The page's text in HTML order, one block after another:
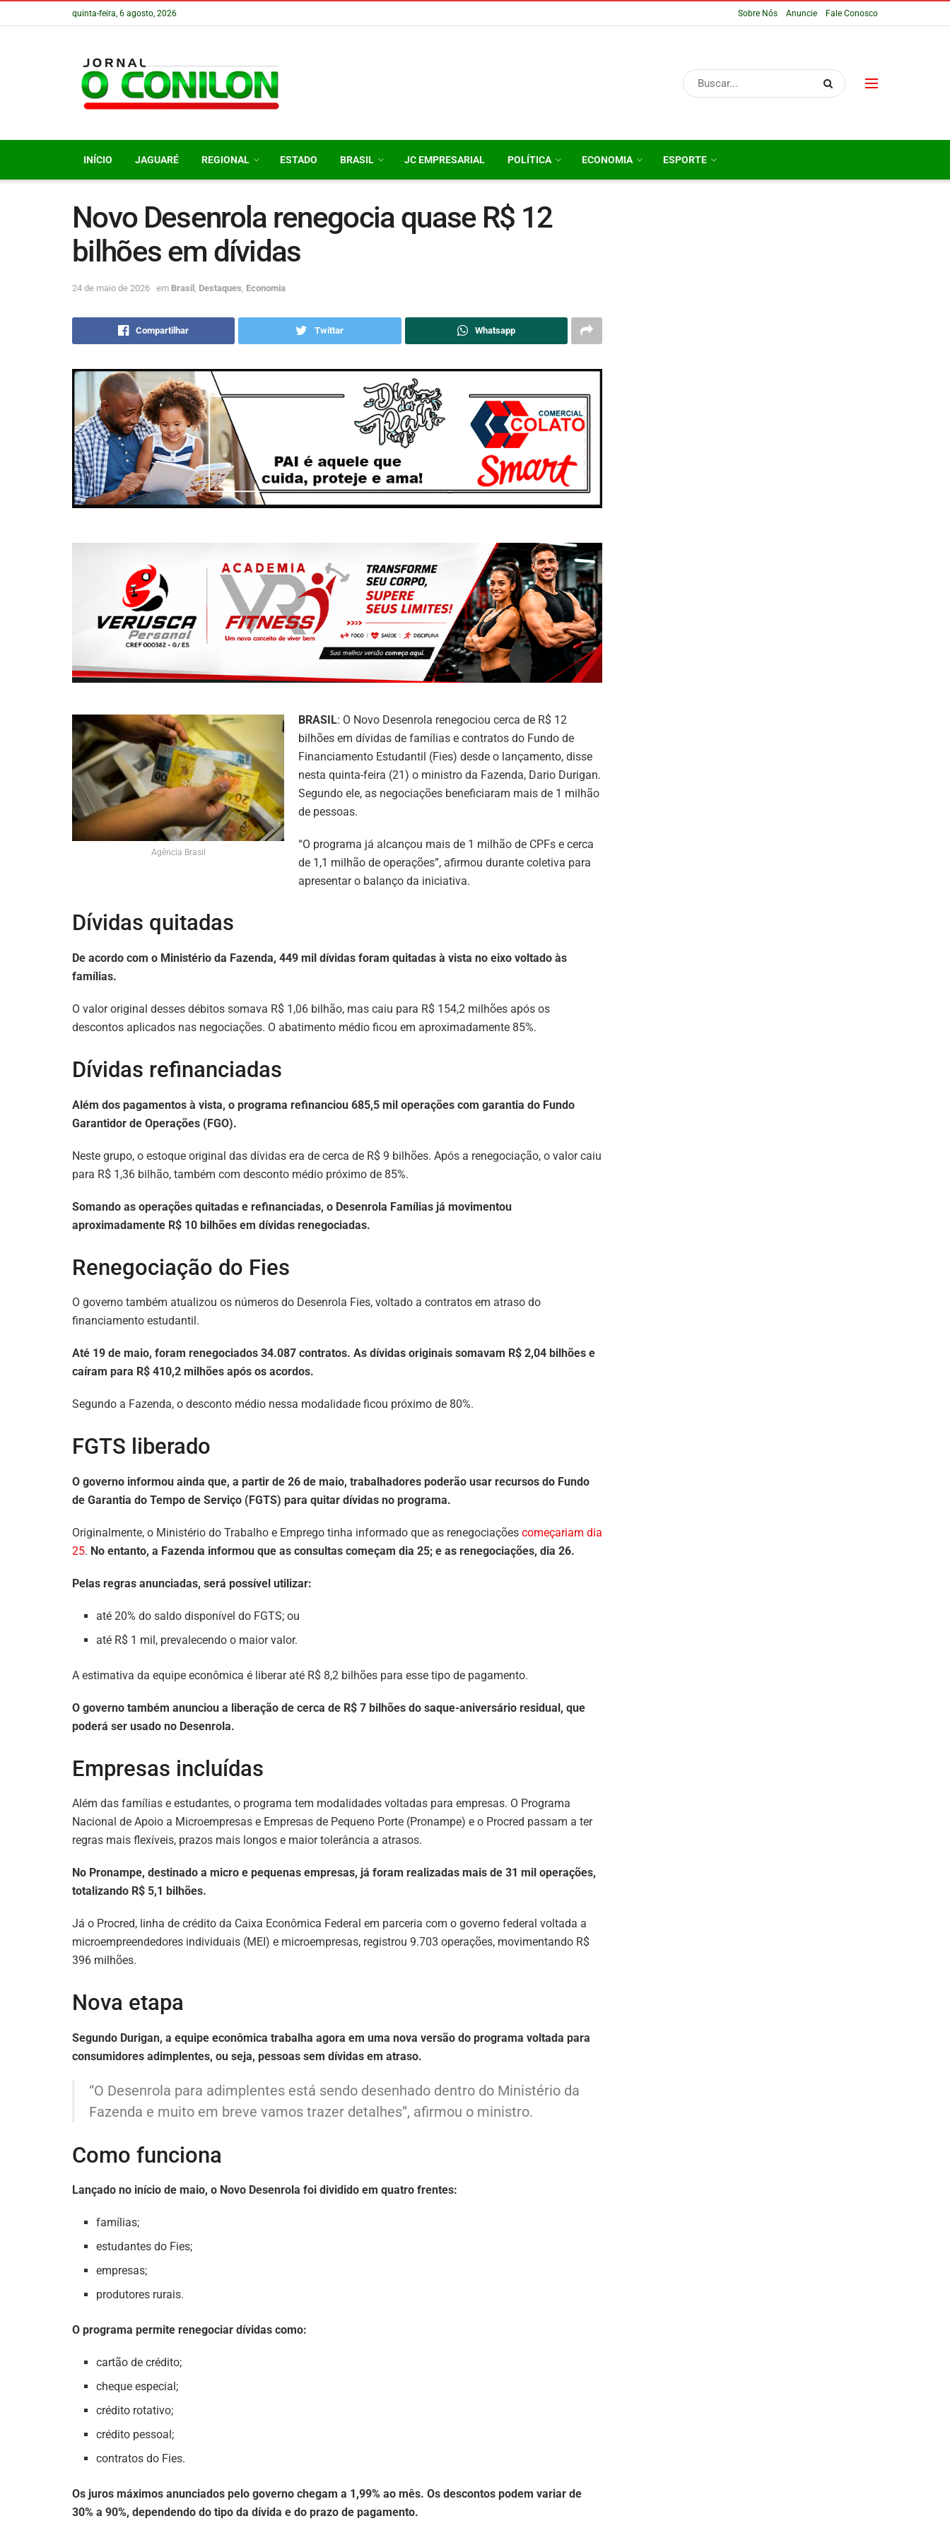
quinta-feira, 6 agosto, 2026 Sobre Nós Anuncie Fale Conosco
INÍCIO JAGUARÉ REGIONAL ESTADO BRASIL JC EMPRESARIAL POLÍTICA ECONOMIA ESPORTE
Novo Desenrola renegocia quase R$ 12
bilhões em dívidas
24 de maio de 2026 em Brasil Destaques Economia
Compartilhar Twittar Whatsapp
Agência Brasil
BRASIL: O Novo Desenrola renegociou cerca de R$ 12
bilhões em dívidas de famílias e contratos do Fundo de
Financiamento Estudantil (Fies) desde o lançamento, disse
nesta quinta-feira (21) o ministro da Fazenda, Dario Durigan.
Segundo ele, as negociações beneficiaram mais de 1 milhão
de pessoas.
“O programa já alcançou mais de 1 milhão de CPFs e cerca
de 1,1 milhão de operações”, afirmou durante coletiva para
apresentar o balanço da iniciativa.
Dívidas quitadas
De acordo com o Ministério da Fazenda, 449 mil dívidas foram quitadas à vista no eixo voltado às
famílias.
O valor original desses débitos somava R$ 1,06 bilhão, mas caiu para R$ 154,2 milhões após os
descontos aplicados nas negociações. O abatimento médio ficou em aproximadamente 85%.
Dívidas refinanciadas
Além dos pagamentos à vista, o programa refinanciou 685,5 mil operações com garantia do Fundo
Garantidor de Operações (FGO).
Neste grupo, o estoque original das dívidas era de cerca de R$ 9 bilhões. Após a renegociação, o valor caiu
para R$ 1,36 bilhão, também com desconto médio próximo de 85%.
Somando as operações quitadas e refinanciadas, o Desenrola Famílias já movimentou
aproximadamente R$ 10 bilhões em dívidas renegociadas.
Renegociação do Fies
O governo também atualizou os números do Desenrola Fies, voltado a contratos em atraso do
financiamento estudantil.
Até 19 de maio, foram renegociados 34.087 contratos. As dívidas originais somavam R$ 2,04 bilhões e
caíram para R$ 410,2 milhões após os acordos.
Segundo a Fazenda, o desconto médio nessa modalidade ficou próximo de 80%.
FGTS liberado
O governo informou ainda que, a partir de 26 de maio, trabalhadores poderão usar recursos do Fundo
de Garantia do Tempo de Serviço (FGTS) para quitar dívidas no programa.
Originalmente, o Ministério do Trabalho e Emprego tinha informado que as renegociações começariam dia
25. No entanto, a Fazenda informou que as consultas começam dia 25; e as renegociações, dia 26.
Pelas regras anunciadas, será possível utilizar:
até 20% do saldo disponível do FGTS; ou
até R$ 1 mil, prevalecendo o maior valor.
A estimativa da equipe econômica é liberar até R$ 8,2 bilhões para esse tipo de pagamento.
O governo também anunciou a liberação de cerca de R$ 7 bilhões do saque-aniversário residual, que
poderá ser usado no Desenrola.
Empresas incluídas
Além das famílias e estudantes, o programa tem modalidades voltadas para empresas. O Programa
Nacional de Apoio a Microempresas e Empresas de Pequeno Porte (Pronampe) e o Procred passam a ter
regras mais flexíveis, prazos mais longos e maior tolerância a atrasos.
No Pronampe, destinado a micro e pequenas empresas, já foram realizadas mais de 31 mil operações,
totalizando R$ 5,1 bilhões.
Já o Procred, linha de crédito da Caixa Econômica Federal em parceria com o governo federal voltada a
microempreendedores individuais (MEI) e microempresas, registrou 9.703 operações, movimentando R$
396 milhões.
Nova etapa
Segundo Durigan, a equipe econômica trabalha agora em uma nova versão do programa voltada para
consumidores adimplentes, ou seja, pessoas sem dívidas em atraso.
“O Desenrola para adimplentes está sendo desenhado dentro do Ministério da
Fazenda e muito em breve vamos trazer detalhes”, afirmou o ministro.
Como funciona
Lançado no início de maio, o Novo Desenrola foi dividido em quatro frentes:
famílias;
estudantes do Fies;
empresas;
produtores rurais.
O programa permite renegociar dívidas como:
cartão de crédito;
cheque especial;
crédito rotativo;
crédito pessoal;
contratos do Fies.
Os juros máximos anunciados pelo governo chegam a 1,99% ao mês. Os descontos podem variar de
30% a 90%, dependendo do tipo da dívida e do prazo de pagamento.